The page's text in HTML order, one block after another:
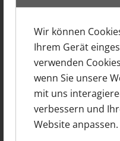
Wir können
Ihrem Gerät
verwenden
wenn Sie unsere
mit uns
verbessern und
Website anpassen.